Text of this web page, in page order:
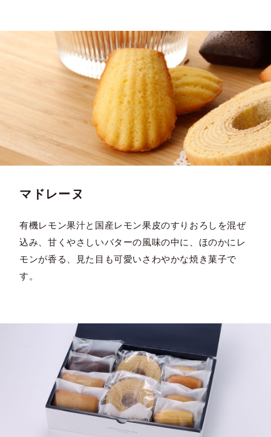
マドレーヌ
有機レモン果汁と国産レモン果皮のすりおろしを混ぜ
込み、甘くやさしいバターの風味の中に、ほのかにレ
モンが香る、見た目も可愛いさわやかな焼き菓子で
す。